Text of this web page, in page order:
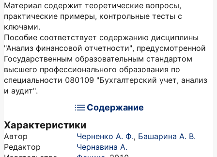
Материал содержит теоретические вопросы,
практические примеры, контрольные тесты с
ключами.
Пособие соответствует содержанию дисциплины
"Анализ финансовой отчетности", предусмотренной
Государственным образовательным стандартом
высшего профессионального образования по
специальности 080109 "Бухгалтерский учет, анализ
и аудит".
Содержание
Характеристики
Автор Черненко А. Ф., Башарина А. В.
Редактор
Чернавина А.